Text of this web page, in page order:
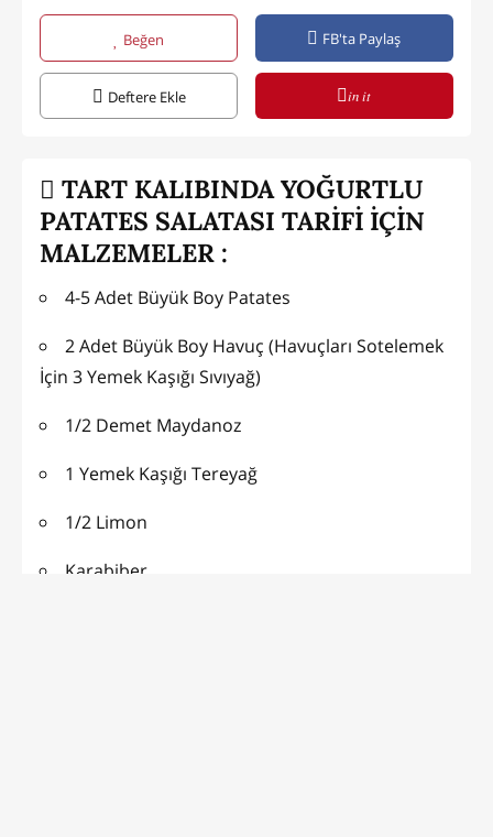
Beğen FB'ta Paylaş
Deftere Ekle in it
TART KALIBINDA YOĞURTLU
PATATES SALATASI TARİFİ İÇİN
MALZEMELER :
4-5 Adet Büyük Boy Patates
2 Adet Büyük Boy Havuç (Havuçları Sotelemek
İçin 3 Yemek Kaşığı Sıvıyağ)
1/2 Demet Maydanoz
1 Yemek Kaşığı Tereyağ
1/2 Limon
Karabiber